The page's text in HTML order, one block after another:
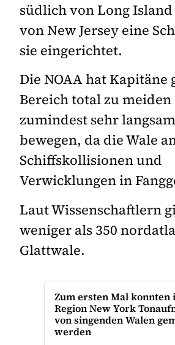
südlich von Long
von New Jersey eine
sie eingerichtet.
Die NOAA hat Kapitäne
Bereich total zu
zumindest sehr
bewegen, da die Wale
Schiffskollisionen und
Verwicklungen in
Laut Wissenschaftlern
weniger als 350
Glattwale.
Zum ersten Mal konnten
Region New York
von singenden Walen
werden